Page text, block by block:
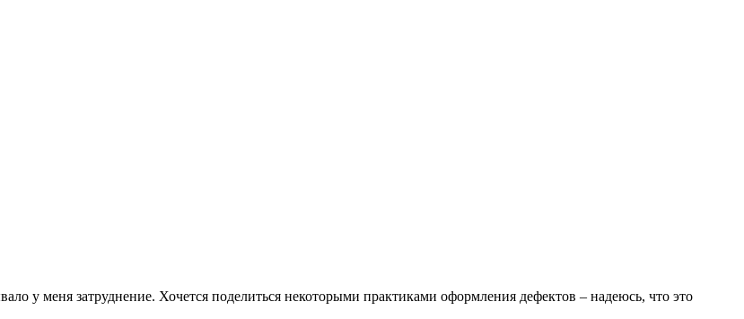
у меня затруднение. Хочется поделиться некоторыми практиками оформления дефектов – надеюсь, что это